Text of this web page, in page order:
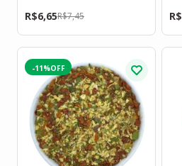
R$7,45
R$6,65 R$
-11%